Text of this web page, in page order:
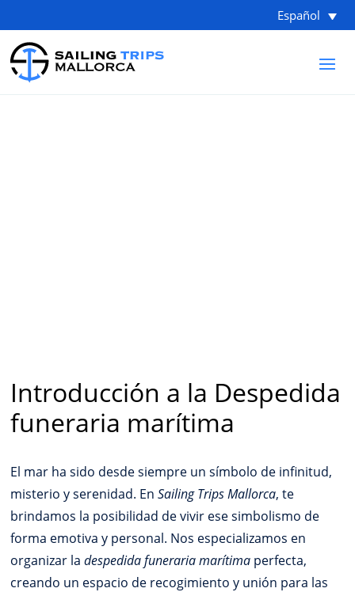
Español
Introducción a la Despedida
funeraria marítima
El mar ha sido desde siempre un símbolo de infinitud,
misterio y serenidad. EnSailing Trips Mallorca, te
brindamos la posibilidad de vivir ese simbolismo de
forma emotiva y personal. Nos especializamos en
organizar ladespedida funeraria marítima perfecta,
creando un espacio de recogimiento y unión para las